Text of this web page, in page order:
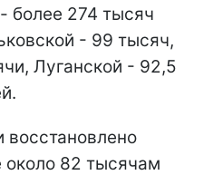
более 274 тысяч
- 99 тысяч,
Луганской - 92,5
около 82 тысячам